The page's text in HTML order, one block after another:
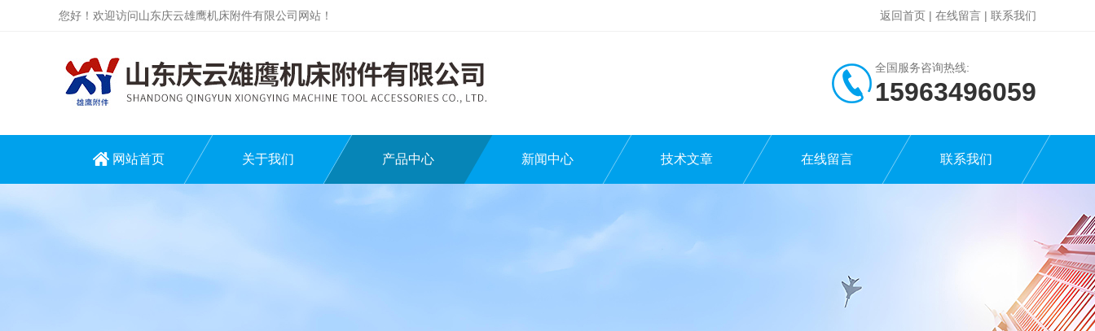
您好！欢迎访问山东庆云雄鹰机床附件有限公司网站！ 返回首页 | 在线留言 | 联系我们
全国服务咨询热线:
15963496059
网站首页 关于我们 产品中心 新闻中心 技术文章 在线留言 联系我们